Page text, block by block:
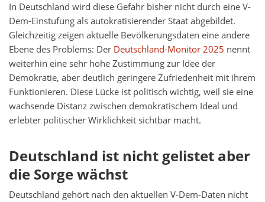
In Deutschland wird diese Gefahr bisher nicht durch eine V-
Dem-Einstufung als autokratisierender Staat abgebildet.
Gleichzeitig zeigen aktuelle Bevölkerungsdaten eine andere
Ebene des Problems: Der Deutschland-Monitor 2025 nennt
weiterhin eine sehr hohe Zustimmung zur Idee der
Demokratie, aber deutlich geringere Zufriedenheit mit ihrem
Funktionieren. Diese Lücke ist politisch wichtig, weil sie eine
wachsende Distanz zwischen demokratischem Ideal und
erlebter politischer Wirklichkeit sichtbar macht.
Deutschland ist nicht gelistet aber
die Sorge wächst
Deutschland gehört nach den aktuellen V-Dem-Daten nicht